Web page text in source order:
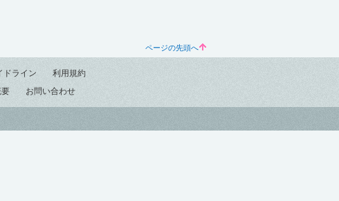
ページの先頭へ
ドライン
利用規約
お問い合わせ